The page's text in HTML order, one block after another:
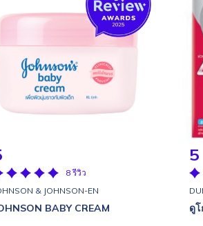
8 รีวิว
& JOHNSON-EN
BABY CREAM
5
ดู